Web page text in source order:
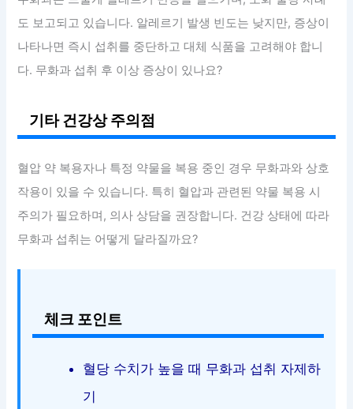
도 보고되고 있습니다. 알레르기 발생 빈도는 낮지만, 증상이
나타나면 즉시 섭취를 중단하고 대체 식품을 고려해야 합니
다. 무화과 섭취 후 이상 증상이 있나요?
기타 건강상 주의점
혈압 약 복용자나 특정 약물을 복용 중인 경우 무화과와 상호
작용이 있을 수 있습니다. 특히 혈압과 관련된 약물 복용 시
주의가 필요하며, 의사 상담을 권장합니다. 건강 상태에 따라
무화과 섭취는 어떻게 달라질까요?
체크 포인트
혈당 수치가 높을 때 무화과 섭취 자제하
기